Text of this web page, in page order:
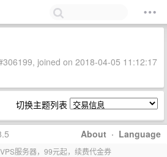
joined on 2018-04-05 11:12:17
切换主题列表
About · Language
服务器，99元起，续费代金券